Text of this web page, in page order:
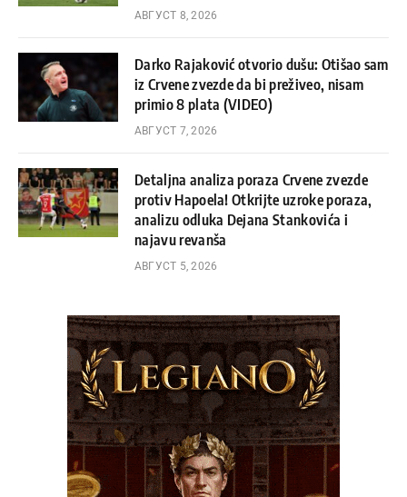
АВГУСТ 8, 2026
Darko Rajaković otvorio dušu: Otišao sam
iz Crvene zvezde da bi preživeo, nisam
primio 8 plata (VIDEO)
АВГУСТ 7, 2026
Detaljna analiza poraza Crvene zvezde
protiv Hapoela! Otkrijte uzroke poraza,
analizu odluka Dejana Stankovića i
najavu revanša
АВГУСТ 5, 2026